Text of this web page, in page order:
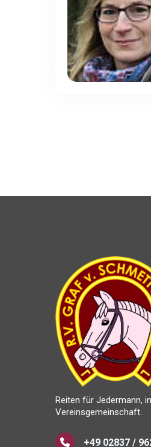
Reiten für Jedermann,
Vereinsgemeinschaft.
+49 02837 /